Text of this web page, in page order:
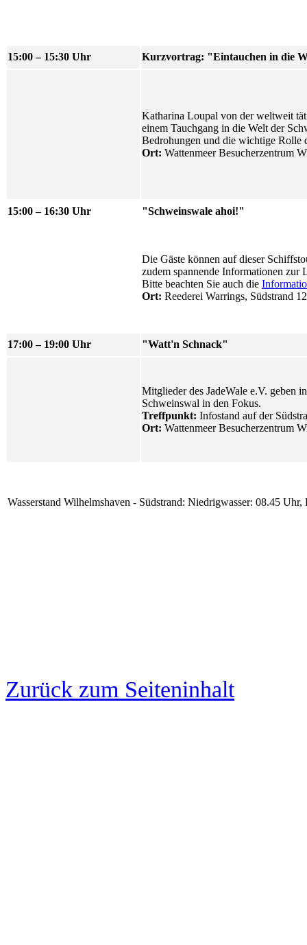
15:00 – 15:30 Uhr Kurzvortrag: "Eintauchen in die
Katharina Loupal von der weltweit
einem Tauchgang in die Welt der
Bedrohungen und die wichtige Rolle
Ort: Wattenmeer Besucherzentrum
15:00 – 16:30 Uhr "Schweinswale ahoi!"
Die Gäste können auf dieser
zudem spannende Informationen zur
Bitte beachten Sie auch die
Ort: Reederei Warrings, Südstrand
17:00 – 19:00 Uhr "Watt'n Schnack"
Mitglieder des JadeWale e.V. geben
Schweinswal in den Fokus.
Treffpunkt: Infostand auf der
Ort: Wattenmeer Besucherzentrum
Wasserstand Wilhelmshaven - Südstrand: Niedrigwasser: 08.45 Uhr,
Zurück zum Seiteninhalt